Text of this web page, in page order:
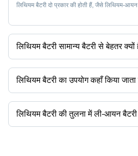
लिथियम बैटरी दो प्रकार की होती हैं, जैसे लिथियम-
लिथियम बैटरी सामान्य बैटरी से बेहतर क्यों
लिथियम बैटरी सामान्य बैटरी से बेहतर होती हैं क्योंकि
रिचार्जेबल होती हैं।
लिथियम बैटरी का उपयोग कहाँ किया
लिथियम बैटरी का उपयोग विभिन्न प्रकार के पोर्टेबल
एसएलआर, हैंडीकैम आदि में किया जाता है।
लिथियम बैटरी की तुलना में ली-आयन
लिथियम बैटरी पर ली-आयन बैटरी के फायदे कई